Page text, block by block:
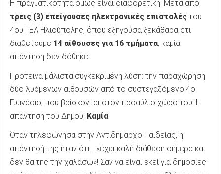
Η πραγματικότητα όμως είναι διαφορετική. Μετά από
τρεις (3) επείγουσες ηλεκτρονικές επιστολές του
4ου ΓΕΛ Ηλιούπολης, όπου εξηγούσα ξεκάθαρα ότι
διαθέτουμε 14 αίθουσες για 16 τμήματα, καμία
απάντηση δεν δόθηκε.
Πρότεινα μάλιστα συγκεκριμένη λύση: την παραχώρηση
δύο λυόμενων αιθουσών από το συστεγαζόμενο 4ο
Γυμνάσιο, που βρίσκονται στον προαύλιο χώρο του. Η
απάντηση του Δήμου; Καμία
Όταν τηλεφώνησα στην Αντιδήμαρχο Παιδείας, η
απάντησή της ήταν ότι… «έχει καλή διάθεση σήμερα και
δεν θα της την χαλάσω»! Σαν να είναι εκεί για δημόσιες